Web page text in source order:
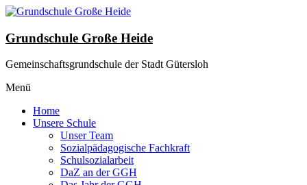
Zum
wechseln
Grundschule Große Heide
Gemeinschaftsgrundschule der Stadt Gütersloh
Menü
Home
Unsere Schule
Unser Team
Sozialpädagogische Fachkraft
Schulsozialarbeit
DaZ an der GGH